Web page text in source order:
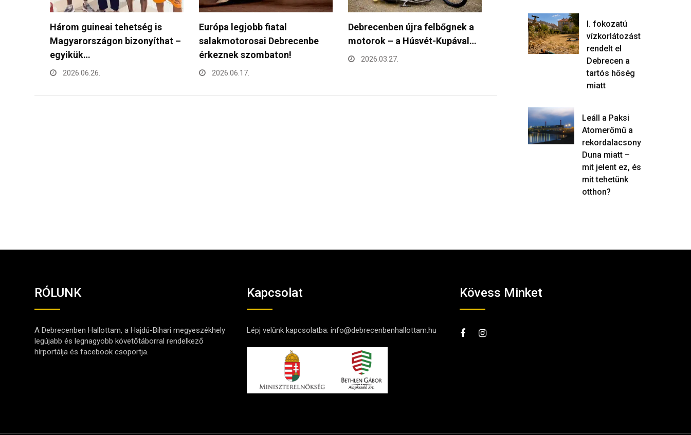
Európa legjobb fiatal
salakmotorosai Debrecenbe
érkeznek szombaton!
2026.06.17.
Debrecenben újra felbőgnek a
motorok – a Húsvét-Kupával…
2026.03.27.
Fontos mérföldkőhöz érkezett
a jótékonysági futás –
vasárnap…
Három guineai tehetség is
Magyarországon bizonyíthat –
egyikük…
I. fokozatú
vízkorlátozást
rendelt el
Debrecen a
tartós hőség
miatt
Leáll a Paksi
Atomerőmű a
rekordalacsony
Duna miatt –
mit jelent ez, és
mit tehetünk
otthon?
RÓLUNK
A Debrecenben Hallottam, a Hajdú-Bihari megyeszékhely
legújabb és legnagyobb követőtáborral rendelkező
hírportálja és facebook csoportja.
Kapcsolat
Lépj velünk kapcsolatba:info@debrecenbenhallottam.hu
Kövess Minket